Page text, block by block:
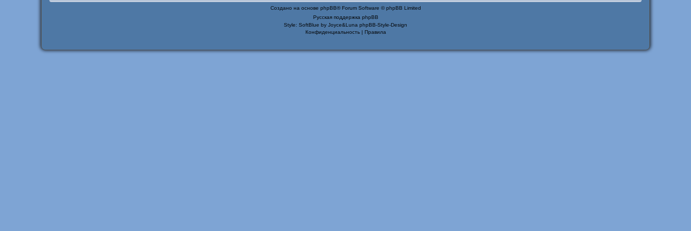
Создано на основе phpBB® Forum Software © phpBB Limited
Русская поддержка phpBB
Style: SoftBlue by Joyce&Luna phpBB-Style-Design
Конфиденциальность| Правила